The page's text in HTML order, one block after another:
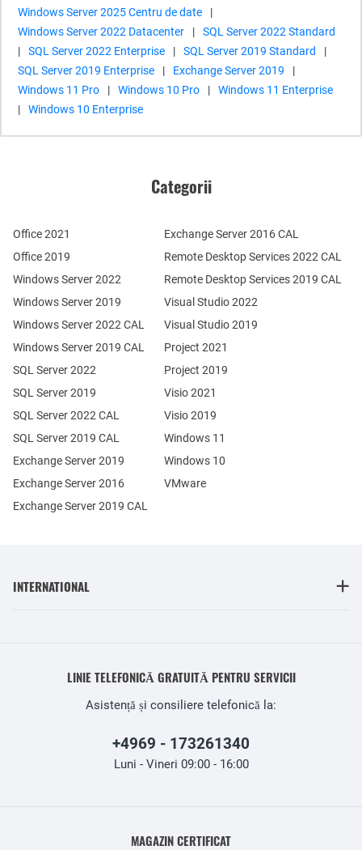
Windows Server 2025 Centru de date
|
Windows Server 2022 Datacenter
|
SQL Server 2022 Standard
|
SQL Server 2022 Enterprise | SQL Server 2019 Standard
|
SQL Server 2019 Enterprise
| Exchange Server 2019
|
Windows 11 Pro
| Windows 10 Pro |
Windows 11 Enterprise
|
Windows 10 Enterprise
Categorii
Office 2021
Office 2019
Windows Server 2022
Windows Server 2019
Exchange Server 2019
Exchange Server 2016
SQL Server 2022
SQL Server 2019
Windows Server 2022 CAL
Windows Server 2019 CAL
SQL Server 2022 CAL
SQL Server 2019 CAL
Remote Desktop Services 2022 CAL
Remote Desktop Services 2019 CAL
Exchange Server 2019 CAL
Exchange Server 2016 CAL
Visual Studio 2022
Visual Studio 2019
Project 2021
Project 2019
Visio 2021
Visio 2019
Windows 11
Windows 10
VMware
INTERNATIONAL
LINIE TELEFONICĂ GRATUITĂ PENTRU SERVICII
Asistență și consiliere telefonică la:
+4969 - 173261340
Luni - Vineri 09:00 - 16:00
MAGAZIN CERTIFICAT